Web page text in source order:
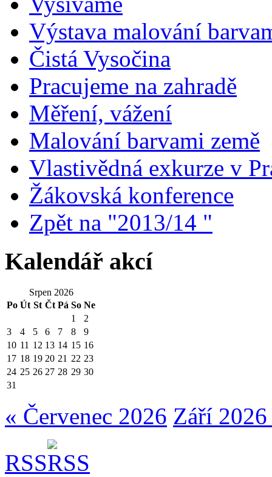
Výstava malování
Čistá Vysočina
Pracujeme na zahradě
Měření, vážení
Malování barvami země
Vlastivědná exkurze v
Žákovská konference
Zpět na "2013/14 "
Kalendář akcí
Srpen 2026
Po Út St Čt Pá So Ne
1
2
3
4 5 6 7 8
9
10 11 12 13 14 15 16
17 18 19 20 21 22 23
24 25 26 27 28 29 30
31
« Červenec 2026 Září
RSS